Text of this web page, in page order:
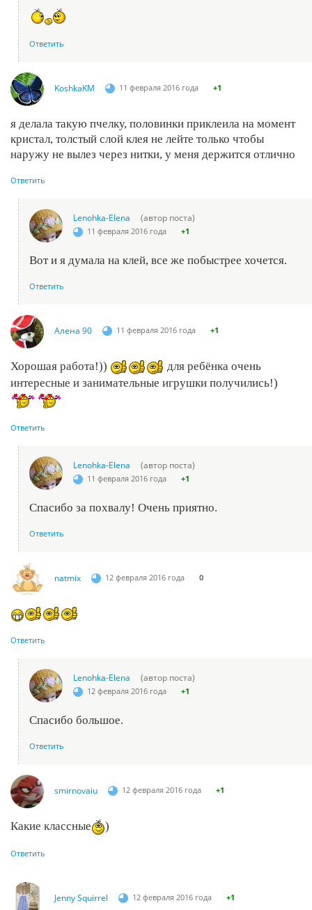
Ответить
KoshkaKM 11 февраля 2016 года +1
я делала такую пчелку, половинки приклеила на момент
кристал, толстый слой клея не лейте только чтобы
наружу не вылез через нитки, у меня держится отлично
Ответить
Lenohka-Elena (автор поста)
11 февраля 2016 года +1
Вот и я думала на клей, все же побыстрее хочется.
Ответить
Алена 90 11 февраля 2016 года +1
Хорошая работа!))
для ребёнка очень
интересные и занимательные игрушки получились!)
Ответить
Lenohka-Elena (автор поста)
11 февраля 2016 года +1
Спасибо за похвалу! Очень приятно.
Ответить
natmix 12 февраля 2016 года 0
Ответить
Lenohka-Elena (автор поста)
12 февраля 2016 года +1
Спасибо большое.
Ответить
smirnovaiu 12 февраля 2016 года +1
Какие классные )
Ответить
Jenny Squirrel 12 февраля 2016 года +1